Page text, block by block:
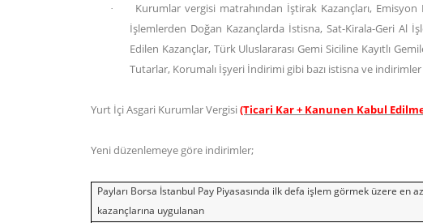
·
Kurumlar vergisi matrahından İştirak Kazançları, Emisyon
İşlemlerden Doğan Kazançlarda İstisna, Sat-Kirala-Geri Al
Edilen Kazançlar, Türk Uluslararası Gemi Siciline Kayıtlı
Tutarlar, Korumalı İşyeri İndirimi gibi bazı istisna ve
Yurt İçi Asgari Kurumlar Vergisi (Ticari Kar + Kanunen Kabul
Yeni düzenlemeye göre indirimler;
Payları Borsa İstanbul Pay Piyasasında ilk defa işlem görmek üzere
kazançlarına uygulanan